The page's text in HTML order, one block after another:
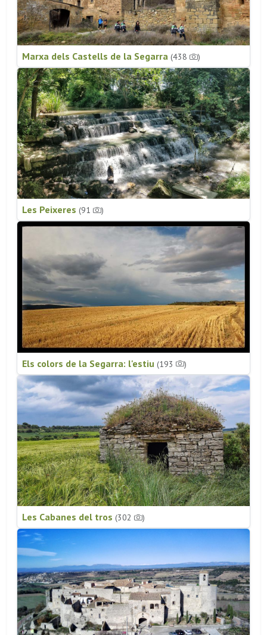
Marxa dels Castells de la Segarra (438 )
Les Peixeres (91 )
Els colors de la Segarra: l'estiu (193 )
Les Cabanes del tros (302 )